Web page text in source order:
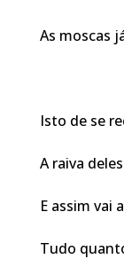
As moscas
Isto de se
A raiva
E assim vai
Tudo